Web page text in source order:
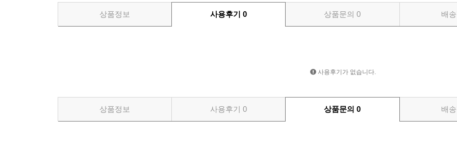
상품정보 사용후기0 상품문의0 배
사용후기가 없습니다.
상품정보 사용후기0 상품문의0 배